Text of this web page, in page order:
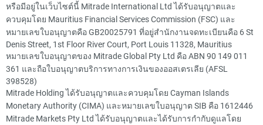
หรือมีอยู่ในเว็บไซต์นี้ Mitrade International Ltd ได้รับอนุญาตและ
ควบคุมโดย Mauritius Financial Services Commission (FSC) และ
หมายเลขใบอนุญาตคือ GB20025791 ที่อยู่สำนักงานจดทะเบียนคือ 6 St
Denis Street, 1st Floor River Court, Port Louis 11328, Mauritius
หมายเลขใบอนุญาตของ Mitrade Global Pty Ltd คือ ABN 90 149 011
361 และถือใบอนุญาตบริการทางการเงินของออสเตรเลีย (AFSL
398528)
Mitrade Holding ได้รับอนุญาตและควบคุมโดย Cayman Islands
Monetary Authority (CIMA) และหมายเลขใบอนุญาต SIB คือ 1612446
Mitrade Markets Pty Ltd ได้รับอนุญาตและได้รับการกำกับดูแลโดย